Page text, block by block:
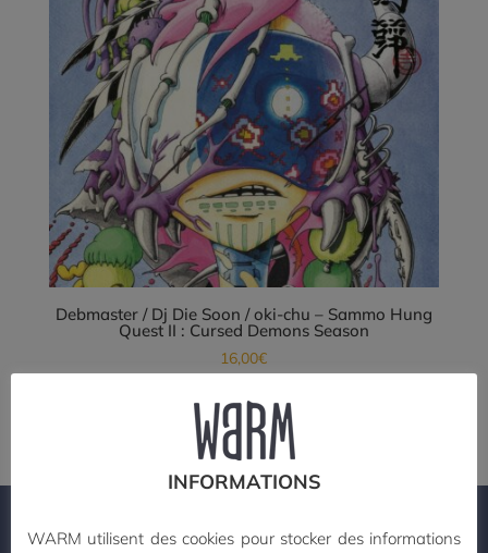
Debmaster / Dj Die Soon / oki-chu – Sammo Hung
Quest II : Cursed Demons Season
16,00€
Lire la suite
PAIEMENT SECURISE
INFORMATIONS
WARM utilisent des cookies pour stocker des informations